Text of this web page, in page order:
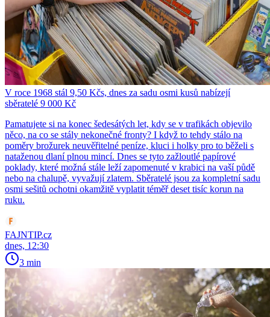
V roce 1968 stál 9,50 Kčs, dnes za sadu osmi kusů nabízejí
sběratelé 9 000 Kč
Pamatujete si na konec šedesátých let, kdy se v trafikách objevilo
něco, na co se stály nekonečné fronty? I když to tehdy stálo na
poměry brožurek neuvěřitelné peníze, kluci i holky pro to běželi s
nataženou dlaní plnou mincí. Dnes se tyto zažloutlé papírové
poklady, které možná stále leží zapomenuté v krabici na vaší půdě
nebo na chalupě, vyvažují zlatem. Sběratelé jsou za kompletní sadu
osmi sešitů ochotni okamžitě vyplatit téměř deset tisíc korun na
ruku.
FAJNTIP.cz
dnes, 12:30
3 min